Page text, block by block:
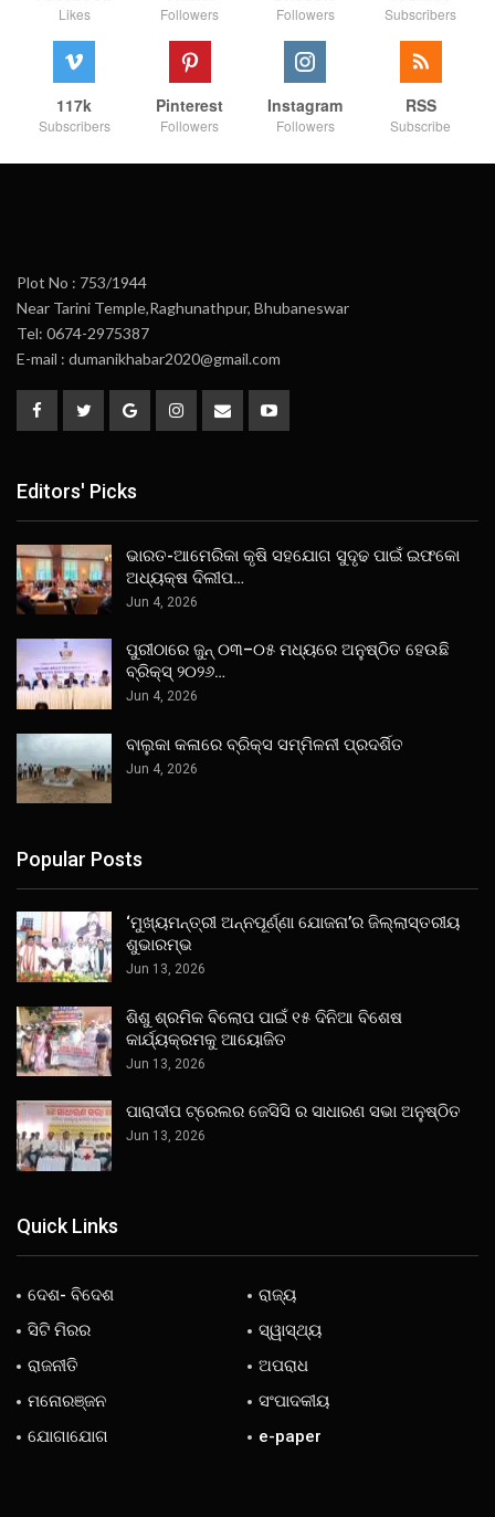
Likes Followers Followers Subscribers
117k
Subscribers
Pinterest
Followers
Instagram
Followers
RSS
Subscribe
Plot No : 753/1944
Near Tarini Temple,Raghunathpur, Bhubaneswar
Tel: 0674-2975387
E-mail : dumanikhabar2020@gmail.com
Editors' Picks
ଭାରତ-ଆମେରିକା କୃଷି ସହଯୋଗ ସୁଦୃଢ ପାଇଁ ଇଫକୋ
ଅଧ୍ୟକ୍ଷ ଦିଲୀପ…
Jun 4, 2026
ପୁରୀଠାରେ ଜୁନ୍ ୦୩–୦୫ ମଧ୍ୟରେ ଅନୁଷ୍ଠିତ ହେଉଛି
ବ୍ରିକ୍ସ୍ ୨୦୨୬…
Jun 4, 2026
ବାଲୁକା କଳାରେ ବ୍ରିକ୍ସ ସମ୍ମିଳନୀ ପ୍ରଦର୍ଶିତ
Jun 4, 2026
Popular Posts
‘ମୁଖ୍ୟମନ୍ତ୍ରୀ ଅନ୍ନପୂର୍ଣ୍ଣା ଯୋଜନା’ର ଜିଲ୍ଲାସ୍ତରୀୟ
ଶୁଭାରମ୍ଭ
Jun 13, 2026
ଶିଶୁ ଶ୍ରମିକ ବିଲୋପ ପାଇଁ ୧୫ ଦିନିଆ ବିଶେଷ
କାର୍ଯ୍ୟକ୍ରମକୁ ଆୟୋଜିତ
Jun 13, 2026
ପାରାଦୀପ ଟ୍ରେଲର ଜେସିସି ର ସାଧାରଣ ସଭା ଅନୁଷ୍ଠିତ
Jun 13, 2026
Quick Links
ଦେଶ- ବିଦେଶ
ରାଜ୍ୟ
ସିଟି ମିରର
ସ୍ୱାସ୍ଥ୍ୟ
ରାଜନୀତି
ଅପରାଧ
ମନୋରଞ୍ଜନ
ସଂପାଦକୀୟ
ଯୋଗାଯୋଗ
e-paper